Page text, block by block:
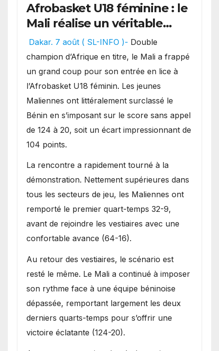
Afrobasket U18 féminine : le
Mali réalise un véritable
festival offensif et inflige
une lourde défaite au
Bénin.
Dakar. 7 août ( SL-INFO )- Double
champion d’Afrique en titre, le Mali a frappé
un grand coup pour son entrée en lice à
l’Afrobasket U18 féminin. Les jeunes
Maliennes ont littéralement surclassé le
Bénin en s’imposant sur le score sans appel
de 124 à 20, soit un écart impressionnant de
104 points.
La rencontre a rapidement tourné à la
démonstration. Nettement supérieures dans
tous les secteurs de jeu, les Maliennes ont
remporté le premier quart-temps 32-9,
avant de rejoindre les vestiaires avec une
confortable avance (64-16).
Au retour des vestiaires, le scénario est
resté le même. Le Mali a continué à imposer
son rythme face à une équipe béninoise
dépassée, remportant largement les deux
derniers quarts-temps pour s’offrir une
victoire éclatante (124-20).